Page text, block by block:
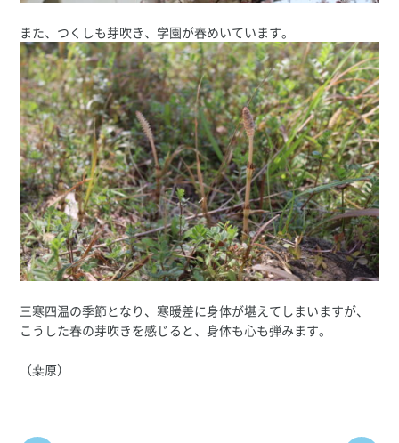
また、つくしも芽吹き、学園が春めいています。
三寒四温の季節となり、寒暖差に身体が堪えてしまいますが、
こうした春の芽吹きを感じると、身体も心も弾みます。
（桒原）